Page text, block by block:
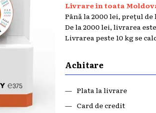
Livrare in toata
Până la 2000 lei, prețul
De la 2000 lei, livrarea
Livrarea peste 10 kg se
Achitare
Plata la livrare
Card de credit